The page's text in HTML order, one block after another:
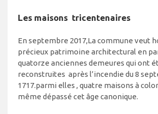
Les maisons tricentenaires
En septembre 2017,La commune veut
précieux patrimoine architectural en
quatorze anciennes demeures qui ont
reconstruites après l’incendie du 8
1717.parmi elles , quatre maisons à
même dépassé cet âge canonique.